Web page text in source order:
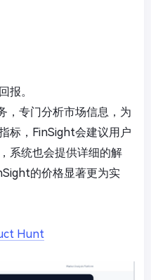
报。
，专门分析市场信息，为
标，FinSight会建议用户
系统也会提供详细的解
的价格显著更为实
Hunt